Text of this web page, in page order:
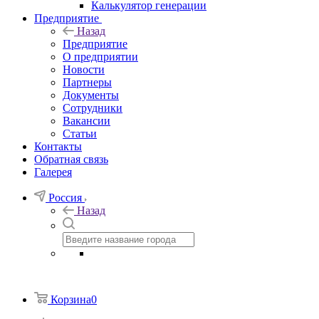
Калькулятор генерации
Предприятие
Назад
Предприятие
О предприятии
Новости
Партнеры
Документы
Сотрудники
Вакансии
Статьи
Контакты
Обратная связь
Галерея
Россия
Назад
Корзина0